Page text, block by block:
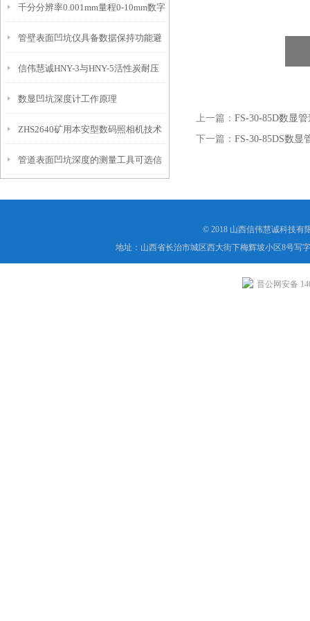
10mm！
特点
千分分辨率0.001mm量程0-10mm数字
埋头度仪技术参数！
管壁表面凹坑仪具备数据保持功能避
免测试过程中测针移动导致数据变动
信伟慧诚HNY-3与HNY-5活性炭耐压
强度测定仪技术参数！
数显凹坑深度计工作原理
ZHS2640矿用本安型数码照相机技术
参数！
管道表面凹坑深度的测量工具可选信
上一篇： FS-30-85D数显
下一篇： FS-30-85DS数显
© 2018 山西信伟慧诚科技有
地址：山西省长治市城区西大街下梅辉坡小区8号写
晋公网安备